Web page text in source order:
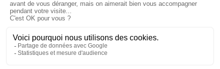
Le pape en Uruguay, Argentine et